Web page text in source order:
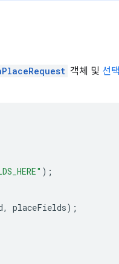
객체 및 선
);
, placeFields);